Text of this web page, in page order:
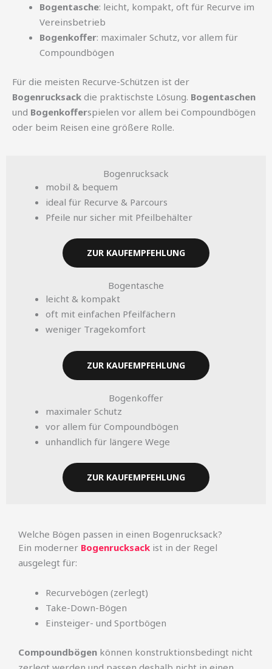
Bogentasche: leicht, kompakt, oft für Recurve im
Vereinsbetrieb
Bogenkoffer: maximaler Schutz, vor allem für
Compoundbögen
Für die meisten Recurve-Schützen ist der
Bogenrucksack die praktischste Lösung. Bogentaschen
und Bogenkofferspielen vor allem bei Compoundbögen
oder beim Reisen eine größere Rolle.
Bogenrucksack
mobil & bequem
ideal für Recurve & Parcours
Pfeile nur sicher mit Pfeilbehälter
ZUR KAUFEMPFEHLUNG
Bogentasche
leicht & kompakt
oft mit einfachen Pfeilfächern
weniger Tragekomfort
ZUR KAUFEMPFEHLUNG
Bogenkoffer
maximaler Schutz
vor allem für Compoundbögen
unhandlich für längere Wege
ZUR KAUFEMPFEHLUNG
Welche Bögen passen in einen Bogenrucksack?
Ein moderner Bogenrucksack ist in der Regel
ausgelegt für:
Recurvebögen (zerlegt)
Take-Down-Bögen
Einsteiger- und Sportbögen
Compoundbögen können konstruktionsbedingt nicht